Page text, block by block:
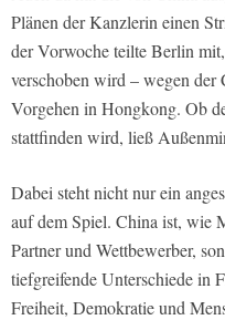
Plänen der Kanzlerin einen
der Vorwoche teilte Berlin
verschoben wird – wegen
Vorgehen in Hongkong. Ob
stattfinden wird, ließ
Dabei steht nicht nur ein
auf dem Spiel. China ist, wie
Partner und Wettbewerber,
tiefgreifende Unterschiede in
Freiheit, Demokratie und